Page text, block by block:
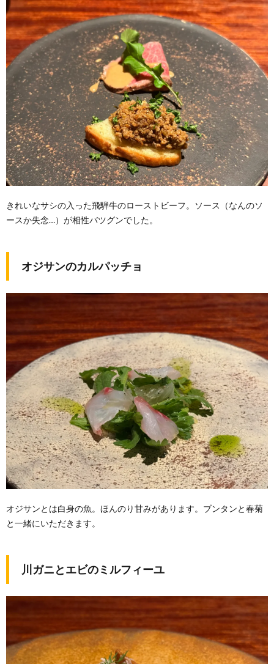
きれいなサシの入った飛騨牛のローストビーフ。ソース（なんのソ
ースか失念…）が相性バツグンでした。
オジサンのカルパッチョ
オジサンとは白身の魚。ほんのり甘みがあります。ブンタンと春菊
と一緒にいただきます。
川ガニとエビのミルフィーユ